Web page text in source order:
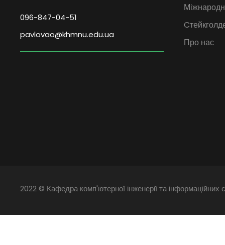
096-847-04-51
pavlovao@khmnu.edu.ua
Про нас
2022 © Кафедра комп'ютерної інженерії та інформаційних